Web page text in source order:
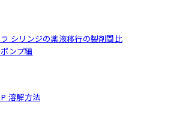
シリンジの薬液移行の製剤間比
ンプ編
溶解方法